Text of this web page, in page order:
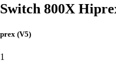
Switch 800X
(V5)